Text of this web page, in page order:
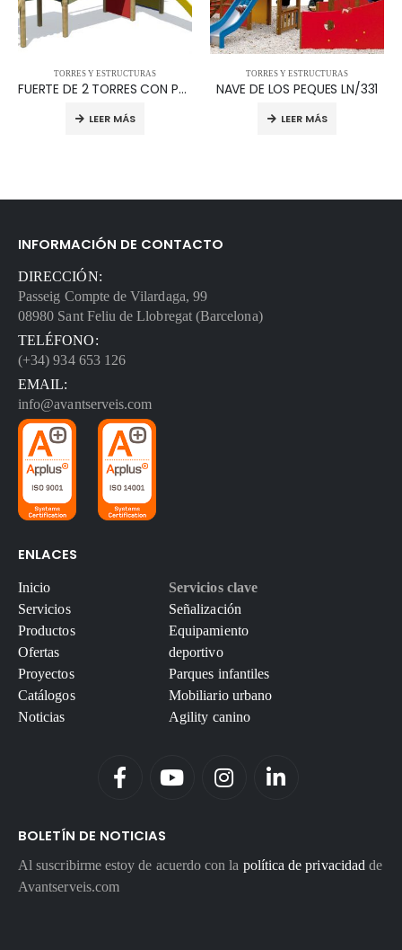
TORRES Y ESTRUCTURAS
FUERTE DE 2 TORRES CON PUENTE INCLINADO L/363.S
LEER MÁS
TORRES Y ESTRUCTURAS
NAVE DE LOS PEQUES LN/331
LEER MÁS
INFORMACIÓN DE CONTACTO
DIRECCIÓN:
Passeig Compte de Vilardaga, 99
08980 Sant Feliu de Llobregat (Barcelona)
TELÉFONO:
(+34) 934 653 126
EMAIL:
info@avantserveis.com
ENLACES
Inicio
Servicios
Productos
Ofertas
Proyectos
Catálogos
Noticias
Servicios clave
Señalización
Equipamiento
deportivo
Parques infantiles
Mobiliario urbano
Agility canino
BOLETÍN DE NOTICIAS
Al suscribirme estoy de acuerdo con la política de privacidad de
Avantserveis.com